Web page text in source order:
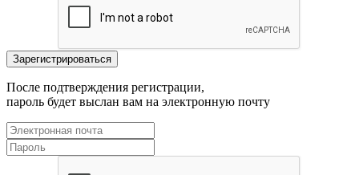
После подтверждения регистрации,
пароль будет выслан вам на электронную почту